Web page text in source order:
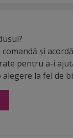
și
pentru a-i
la fel de